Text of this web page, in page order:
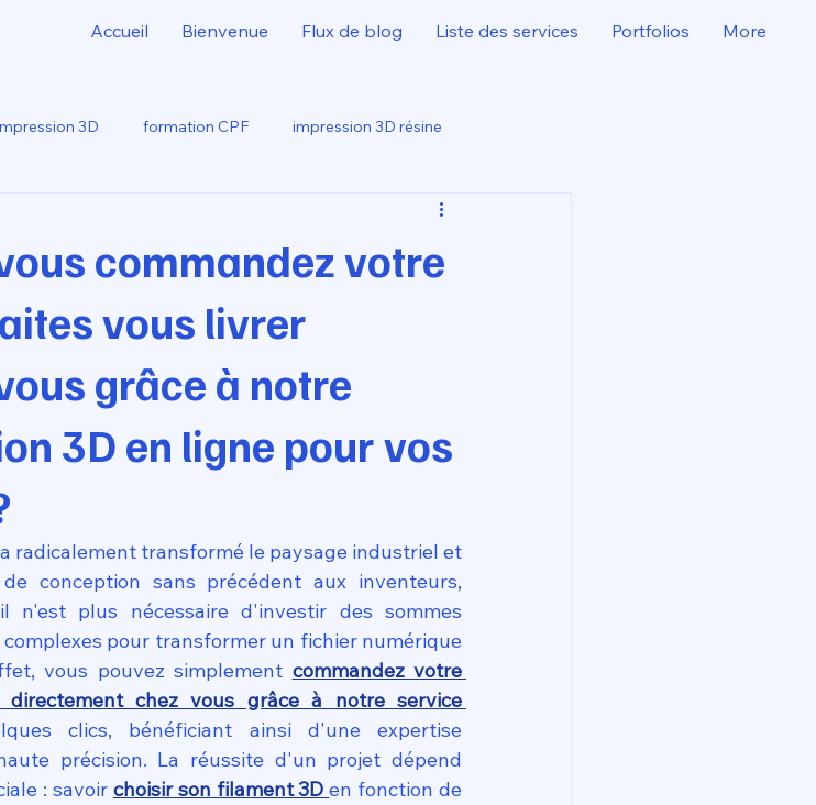
Accueil Bienvenue Flux de blog Liste des services Portfolios More
3D formation CPF impression 3D résine
commandez votre
vous livrer
grâce à notre
3D en ligne pour vos
radicalement transformé le paysage industriel et
conception sans précédent aux inventeurs,
n'est plus nécessaire d'investir des sommes
pour transformer un fichier numérique
vous pouvez simplement commandez votre
chez vous grâce à notre service
clics, bénéficiant ainsi d'une expertise
précision. La réussite d'un projet dépend
: savoir choisir son filament 3D en fonction de